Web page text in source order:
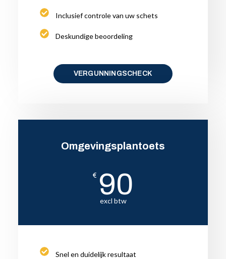
Inclusief controle van uw schets
Deskundige beoordeling
VERGUNNINGSCHECK
Omgevingsplantoets
€ 90
excl btw
Snel en duidelijk resultaat